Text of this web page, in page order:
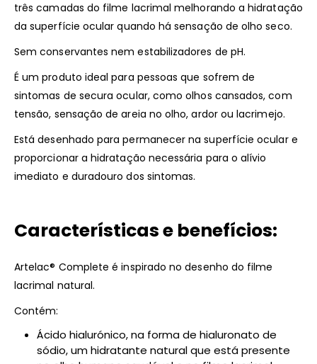
três camadas do filme lacrimal melhorando a hidratação
da superfície ocular quando há sensação de olho seco.
Sem conservantes nem estabilizadores de pH.
É um produto ideal para pessoas que sofrem de
sintomas de secura ocular, como olhos cansados, com
tensão, sensação de areia no olho, ardor ou lacrimejo.
Está desenhado para permanecer na superfície ocular e
proporcionar a hidratação necessária para o alívio
imediato e duradouro dos sintomas.
Características e benefícios:
Artelac® Complete é inspirado no desenho do filme
lacrimal natural.
Contém:
Ácido hialurónico, na forma de hialuronato de
sódio, um hidratante natural que está presente